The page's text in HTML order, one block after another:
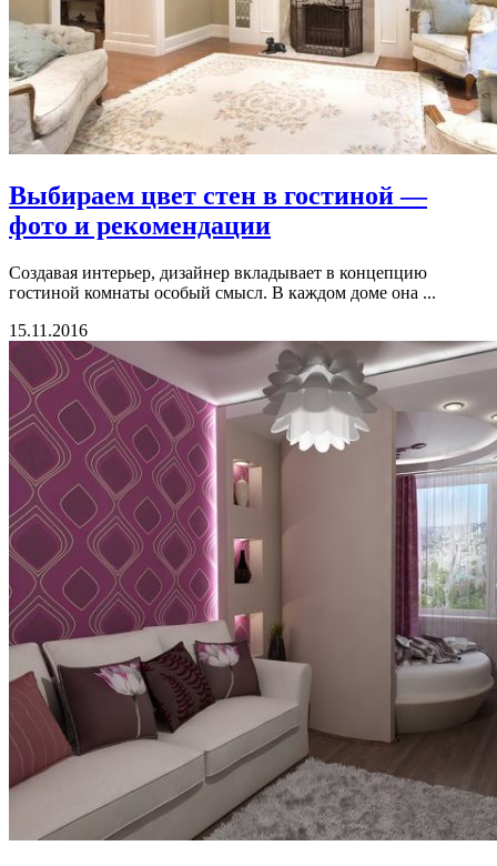
Выбираем цвет стен в гостиной —
фото и рекомендации
Создавая интерьер, дизайнер вкладывает в концепцию
гостиной комнаты особый смысл. В каждом доме она ...
15.11.2016